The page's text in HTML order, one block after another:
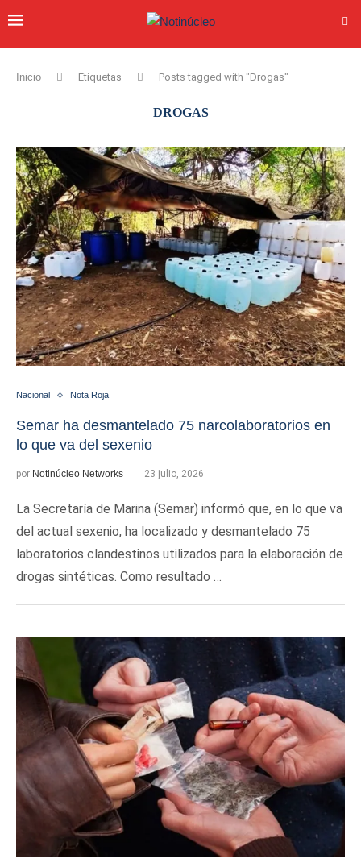
Inicio Etiquetas Posts tagged with "Drogas"
DROGAS
Nacional Nota Roja
Semar ha desmantelado 75 narcolaboratorios en
lo que va del sexenio
por Notinúcleo Networks 23 julio, 2026
La Secretaría de Marina (Semar) informó que, en lo que va
del actual sexenio, ha localizado y desmantelado 75
laboratorios clandestinos utilizados para la elaboración de
drogas sintéticas. Como resultado …